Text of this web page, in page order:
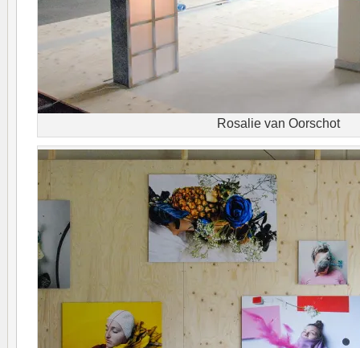
Rosalie van Oorschot